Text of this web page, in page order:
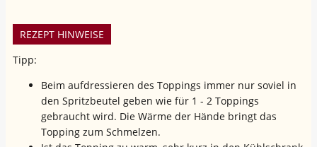
REZEPT HINWEISE
Tipp:
Beim aufdressieren des Toppings immer nur soviel in
den Spritzbeutel geben wie für 1 - 2 Toppings
gebraucht wird. Die Wärme der Hände bringt das
Topping zum Schmelzen.